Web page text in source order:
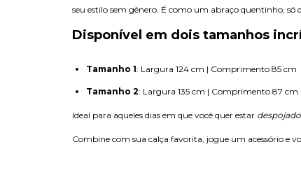
seu estilo sem gênero. É como um abraço quentinho, só
Disponível em dois tamanhos
Tamanho 1: Largura 124 cm | Comprimento 85 cm
Tamanho 2: Largura 135 cm | Comprimento 87 cm
Ideal para aqueles dias em que você quer estar
Combine com sua calça favorita, jogue um acessório e